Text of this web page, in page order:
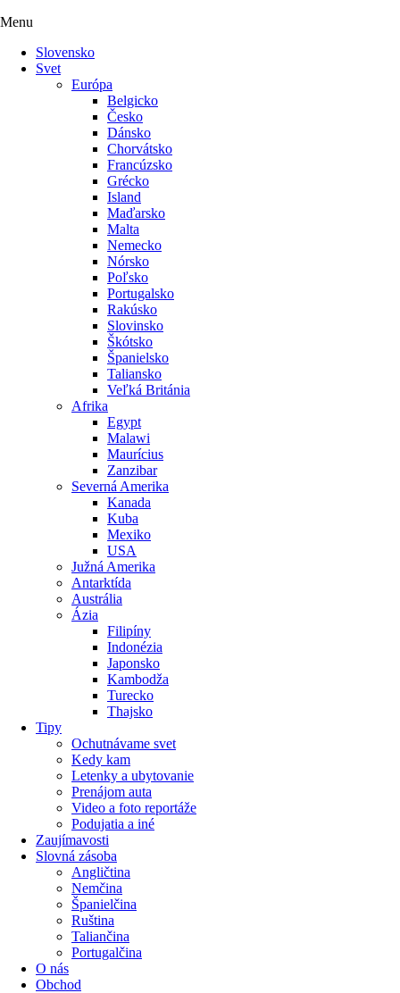
Menu
Slovensko
Svet
Európa
Belgicko
Česko
Dánsko
Chorvátsko
Francúzsko
Grécko
Island
Maďarsko
Malta
Nemecko
Nórsko
Poľsko
Portugalsko
Rakúsko
Slovinsko
Škótsko
Španielsko
Taliansko
Veľká Británia
Afrika
Egypt
Malawi
Maurícius
Zanzibar
Severná Amerika
Kanada
Kuba
Mexiko
USA
Južná Amerika
Antarktída
Austrália
Ázia
Filipíny
Indonézia
Japonsko
Kambodža
Turecko
Thajsko
Tipy
Ochutnávame svet
Kedy kam
Letenky a ubytovanie
Prenájom auta
Video a foto reportáže
Podujatia a iné
Zaujímavosti
Slovná zásoba
Angličtina
Nemčina
Španielčina
Ruština
Taliančina
Portugalčina
O nás
Obchod